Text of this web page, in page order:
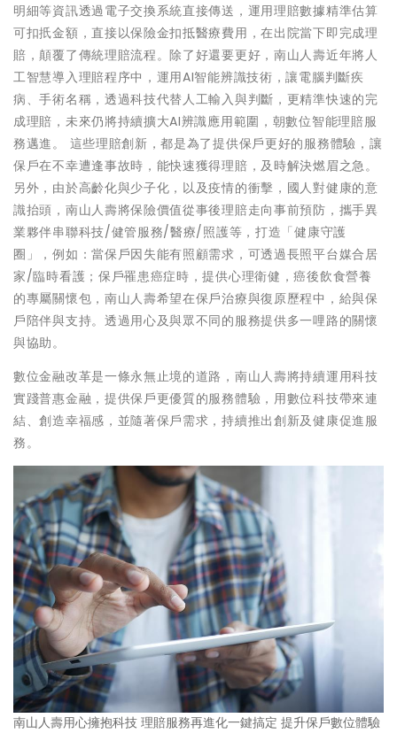
明細等資訊透過電子交換系統直接傳送，運用理賠數據精準估算
可扣扺金額，直接以保險金扣抵醫療費用，在出院當下即完成理
賠，顛覆了傳統理賠流程。除了好還要更好，南山人壽近年將人
工智慧導入理賠程序中，運用AI智能辨識技術，讓電腦判斷疾
病、手術名稱，透過科技代替人工輸入與判斷，更精準快速的完
成理賠，未來仍將持續擴大AI辨識應用範圍，朝數位智能理賠服
務邁進。 這些理賠創新，都是為了提供保戶更好的服務體驗，讓
保戶在不幸遭逢事故時，能快速獲得理賠，及時解決燃眉之急。
另外，由於高齡化與少子化，以及疫情的衝擊，國人對健康的意
識抬頭，南山人壽將保險價值從事後理賠走向事前預防，攜手異
業夥伴串聯科技/健管服務/醫療/照護等，打造「健康守護
圈」，例如：當保戶因失能有照顧需求，可透過長照平台媒合居
家/臨時看護；保戶罹患癌症時，提供心理衛健，癌後飲食營養
的專屬關懷包，南山人壽希望在保戶治療與復原歷程中，給與保
戶陪伴與支持。透過用心及與眾不同的服務提供多一哩路的關懷
與協助。
數位金融改革是一條永無止境的道路，南山人壽將持續運用科技
實踐普惠金融，提供保戶更優質的服務體驗，用數位科技帶來連
結、創造幸福感，並隨著保戶需求，持續推出創新及健康促進服
務。
南山人壽用心擁抱科技 理賠服務再進化一鍵搞定 提升保戶數位體驗